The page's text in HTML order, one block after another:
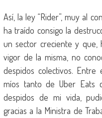
Así, la ley “Rider”, muy al
ha traído consigo la
un sector creciente y que,
vigor de la misma, no
despidos colectivos.
míos tanto de Uber Eats
despidos de mi vida,
gracias a la Ministra de